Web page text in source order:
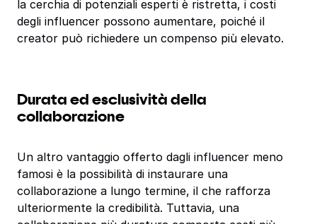
la cerchia di potenziali esperti è ristretta, i costi
degli influencer possono aumentare, poiché il
creator può richiedere un compenso più elevato.
Durata ed esclusività della
collaborazione
Un altro vantaggio offerto dagli influencer meno
famosi è la possibilità di instaurare una
collaborazione a lungo termine, il che rafforza
ulteriormente la credibilità. Tuttavia, una